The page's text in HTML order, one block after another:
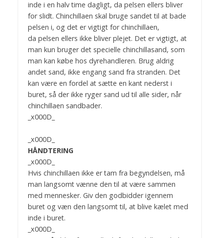
inde i en halv time dagligt, da pelsen ellers bliver
for slidt. Chinchillaen skal bruge sandet til at bade
pelsen i, og det er vigtigt for chinchillaen,
da pelsen ellers ikke bliver plejet. Det er vigtigt, at
man kun bruger det specielle chinchillasand, som
man kan købe hos dyrehandleren. Brug aldrig
andet sand, ikke engang sand fra stranden. Det
kan være en fordel at sætte en kant nederst i
buret, så der ikke ryger sand ud til alle sider, når
chinchillaen sandbader.
_x000D_
_x000D_
HÅNDTERING
_x000D_
Hvis chinchillaen ikke er tam fra begyndelsen, må
man langsomt vænne den til at være sammen
med mennesker. Giv den godbidder igennem
buret og væn den langsomt til, at blive kælet med
inde i buret.
_x000D_